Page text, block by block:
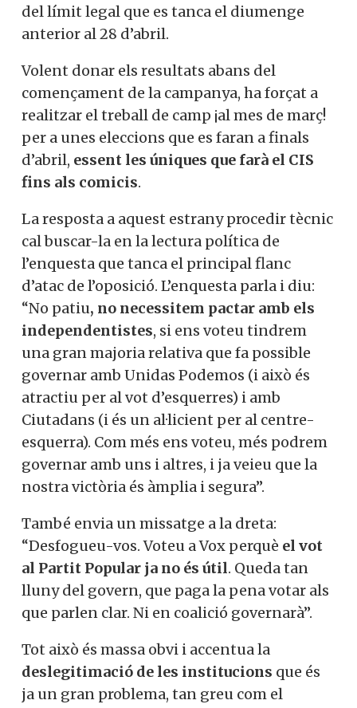
del límit legal que es tanca el diumenge
anterior al 28 d’abril.
Volent donar els resultats abans del
començament de la campanya, ha forçat a
realitzar el treball de camp ¡al mes de març!
per a unes eleccions que es faran a finals
d’abril, essent les úniques que farà el CIS
fins als comicis.
La resposta a aquest estrany procedir tècnic
cal buscar-la en la lectura política de
l’enquesta que tanca el principal flanc
d’atac de l’oposició. L’enquesta parla i diu:
“No patiu, no necessitem pactar amb els
independentistes, si ens voteu tindrem
una gran majoria relativa que fa possible
governar amb Unidas Podemos (i això és
atractiu per al vot d’esquerres) i amb
Ciutadans (i és un al·licient per al centre-
esquerra). Com més ens voteu, més podrem
governar amb uns i altres, i ja veieu que la
nostra victòria és àmplia i segura”.
També envia un missatge a la dreta:
“Desfogueu-vos. Voteu a Vox perquè el vot
al Partit Popular ja no és útil. Queda tan
lluny del govern, que paga la pena votar als
que parlen clar. Ni en coalició governarà”.
Tot això és massa obvi i accentua la
deslegitimació de les institucions que és
ja un gran problema, tan greu com el